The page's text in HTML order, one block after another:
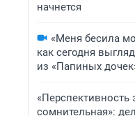
начнется
«Меня бесила
как сегодня
из «Папиных
«Перспективность
сомнительная»: